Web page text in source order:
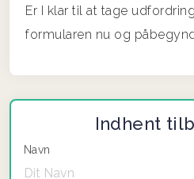
Er I klar til at tage
formularen nu og
Indhent
Navn